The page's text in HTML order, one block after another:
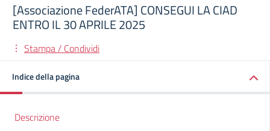
[Associazione FederATA] CONSEGUI LA CIAD
ENTRO IL 30 APRILE 2025
Stampa / Condividi
Indice della pagina
Descrizione